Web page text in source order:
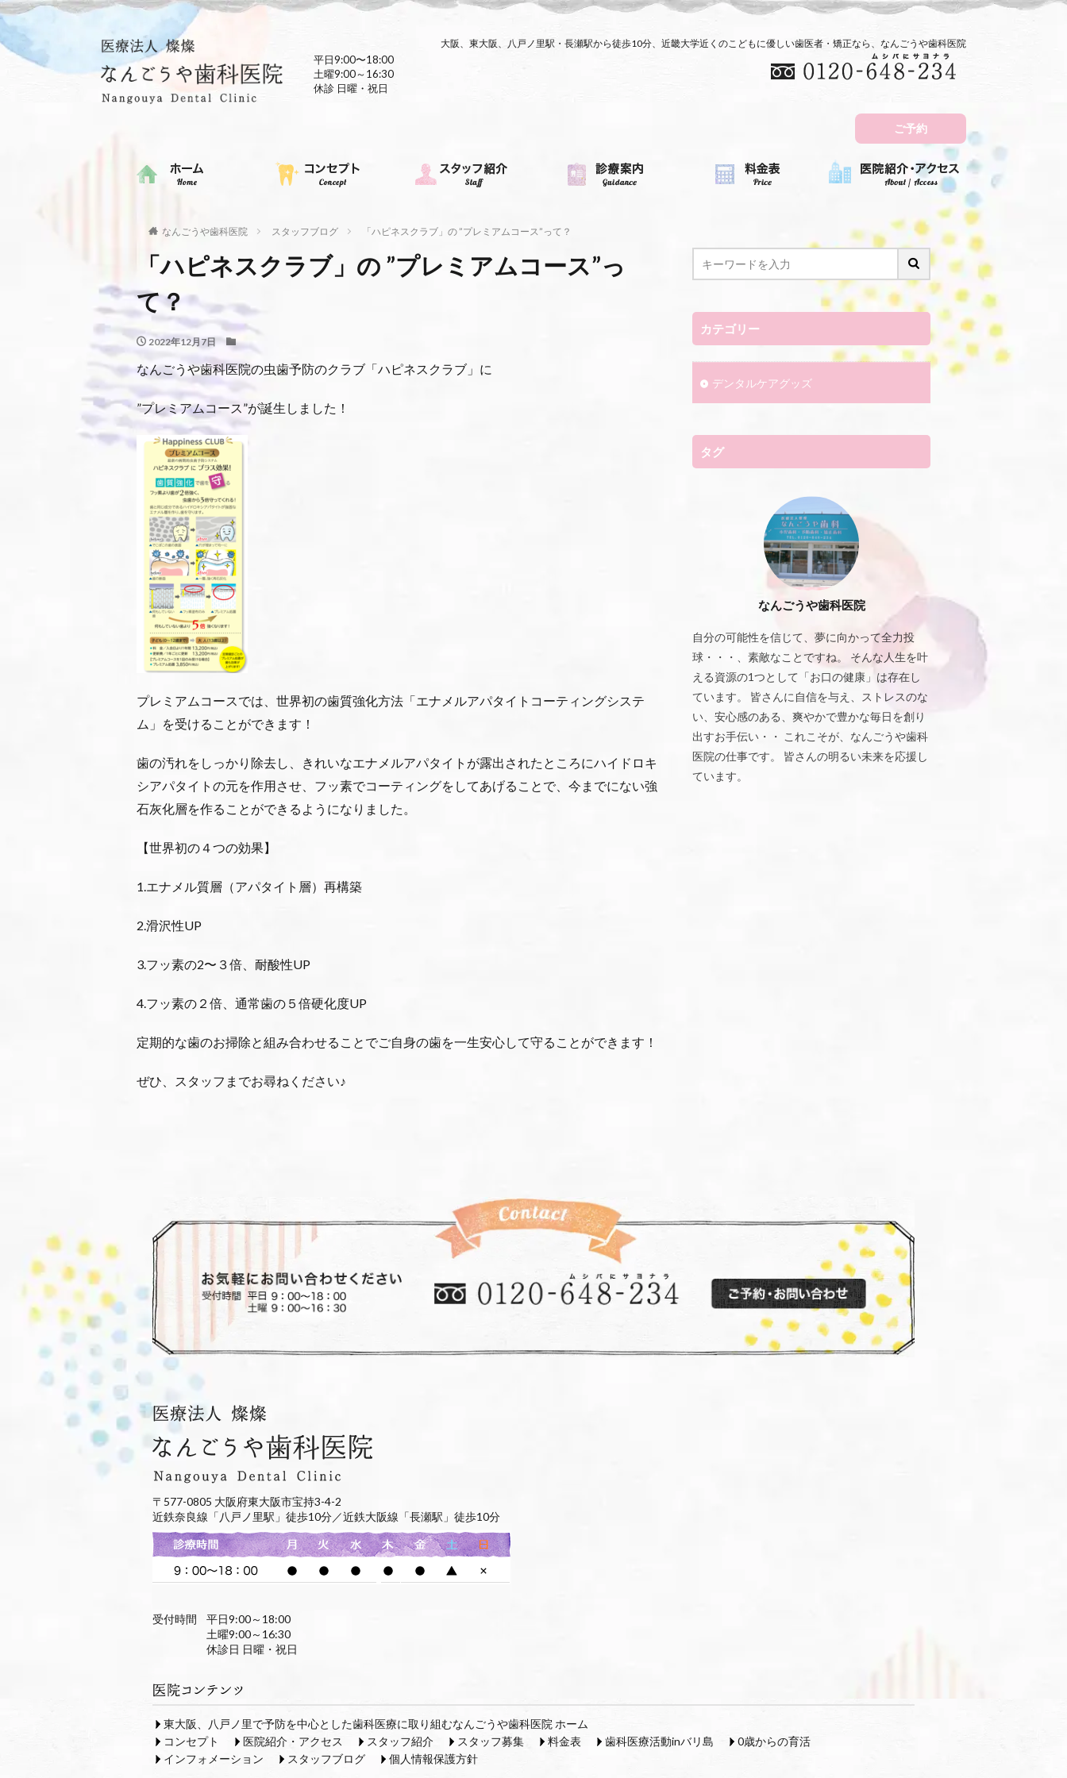
大阪、東大阪、八戸ノ里駅・長瀬駅から徒歩10分、近畿大学近くのこどもに優しい歯医者・矯正なら、なんごうや歯科医院
平日9:00〜18:00
土曜9:00～16:30
休診 日曜・祝日
ご予約
なんごうや歯科医院 スタッフブログ 「ハピネスクラブ」の ”プレミアムコース”って？
「ハピネスクラブ」の ”プレミアムコース”っ
て？
2022年12月7日
なんごうや歯科医院の虫歯予防のクラブ「ハピネスクラブ」に
”プレミアムコース”が誕生しました！
プレミアムコースでは、世界初の歯質強化方法「エナメルアパタイトコーティングシステ
ム」を受けることができます！
歯の汚れをしっかり除去し、きれいなエナメルアパタイトが露出されたところにハイドロキ
シアパタイトの元を作用させ、フッ素でコーティングをしてあげることで、今までにない強
石灰化層を作ることができるようになりました。
【世界初の４つの効果】
1.エナメル質層（アパタイト層）再構築
2.滑沢性UP
3.フッ素の2〜３倍、耐酸性UP
4.フッ素の２倍、通常歯の５倍硬化度UP
定期的な歯のお掃除と組み合わせることでご自身の歯を一生安心して守ることができます！
ぜひ、スタッフまでお尋ねください♪
カテゴリー
デンタルケアグッズ
タグ
なんごうや歯科医院
自分の可能性を信じて、夢に向かって全力投
球・・・、素敵なことですね。 そんな人生を叶
える資源の1つとして「お口の健康」は存在し
ています。 皆さんに自信を与え、ストレスのな
い、安心感のある、爽やかで豊かな毎日を創り
出すお手伝い・・ これこそが、なんごうや歯科
医院の仕事です。 皆さんの明るい未来を応援し
ています。
〒577-0805 大阪府東大阪市宝持3-4-2
近鉄奈良線「八戸ノ里駅」徒歩10分／近鉄大阪線「長瀬駅」徒歩10分
受付時間
平日9:00～18:00
土曜9:00～16:30
休診日 日曜・祝日
東大阪、八戸ノ里で予防を中心とした歯科医療に取り組むなんごうや歯科医院 ホーム
コンセプト
医院紹介・アクセス スタッフ紹介 スタッフ募集 料金表 歯科医療活動inバリ島
0歳からの育活
インフォメーション
スタッフブログ 個人情報保護方針